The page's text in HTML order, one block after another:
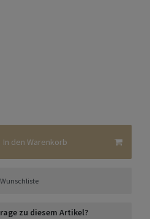
In den Warenkorb
Wunschliste
zu diesem Artikel?